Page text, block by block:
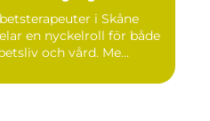
i Skåne
en nyckelroll för både
och vård. Me...